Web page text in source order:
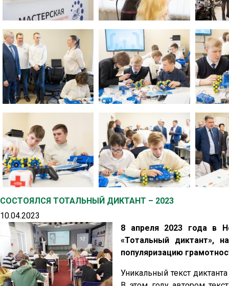
СОСТОЯЛСЯ ТОТАЛЬНЫЙ ДИКТАНТ – 2023
10.04.2023
8 апреля 2023 года в
«Тотальный диктант»,
популяризацию
Уникальный текст